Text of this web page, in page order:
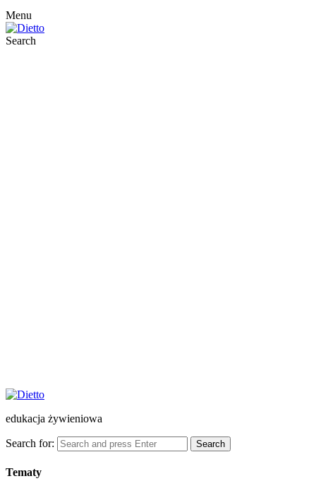
Menu
Search
edukacja żywieniowa
Search for: Search
Tematy